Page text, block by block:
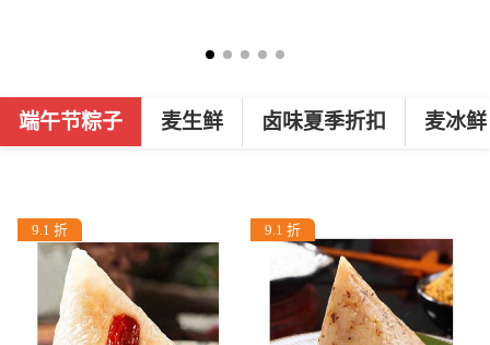
端午节粽子 麦生鲜 卤味夏季折扣 麦冰鲜
9.1 折 9.1 折